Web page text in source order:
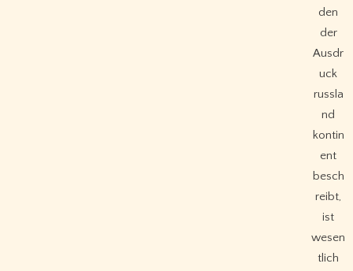
den
der
Ausdr
uck
russla
nd
kontin
ent
besch
reibt,
ist
wesen
tlich